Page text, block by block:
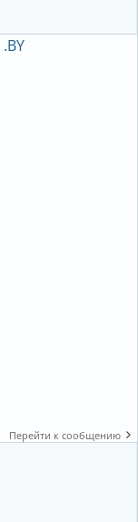
Перейти к сообщению